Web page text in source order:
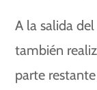
A la salida
también
parte